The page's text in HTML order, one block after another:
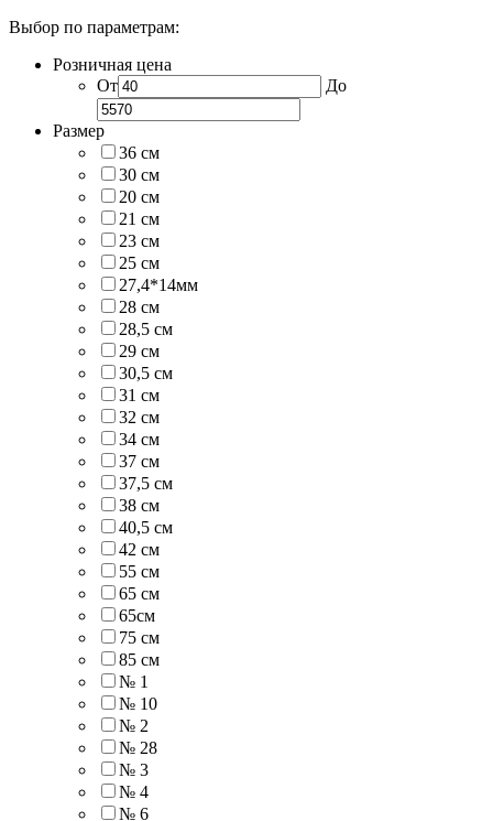
Выбор по параметрам:
Розничная цена
От
До
Размер
36 см
30 см
20 см
21 см
23 см
25 см
27,4*14мм
28 см
28,5 см
29 см
30,5 см
31 см
32 см
34 см
37 см
37,5 см
38 см
40,5 см
42 см
55 см
65 см
65см
75 см
85 см
№ 1
№ 10
№ 2
№ 28
№ 3
№ 4
№ 6